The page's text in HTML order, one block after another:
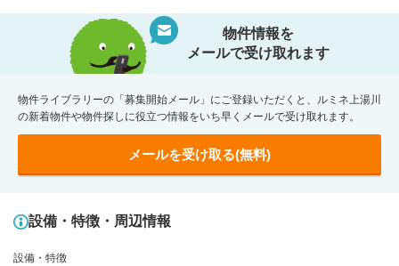
物件情報を
メールで受け取れます
物件ライブラリーの「募集開始メール」にご登録いただくと、ルミネ上湯川
の新着物件や物件探しに役立つ情報をいち早くメールで受け取れます。
メールを受け取る(無料)
設備・特徴・周辺情報
設備・特徴